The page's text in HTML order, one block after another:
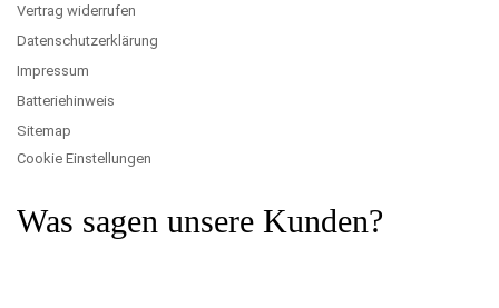
Vertrag widerrufen
Datenschutzerklärung
Impressum
Batteriehinweis
Sitemap
Cookie Einstellungen
Was sagen unsere Kunden?